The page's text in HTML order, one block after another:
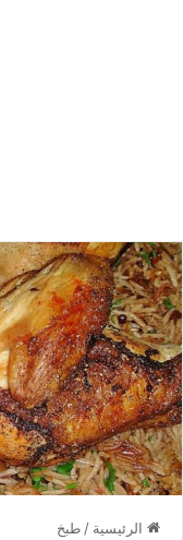
الرئيسية / طبخ